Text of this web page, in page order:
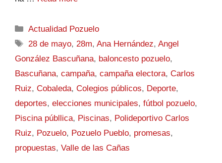
Actualidad Pozuelo
28 de mayo,28m,Ana Hernández,Angel
González Bascuñana, baloncesto pozuelo,
Bascuñana, campaña, campaña electora, Carlos
Ruiz, Cobaleda, Colegios públicos, Deporte,
deportes, elecciones municipales, fútbol pozuelo,
Piscina públlica, Piscinas, Polideportivo Carlos
Ruiz, Pozuelo, Pozuelo Pueblo, promesas,
propuestas, Valle de las Cañas